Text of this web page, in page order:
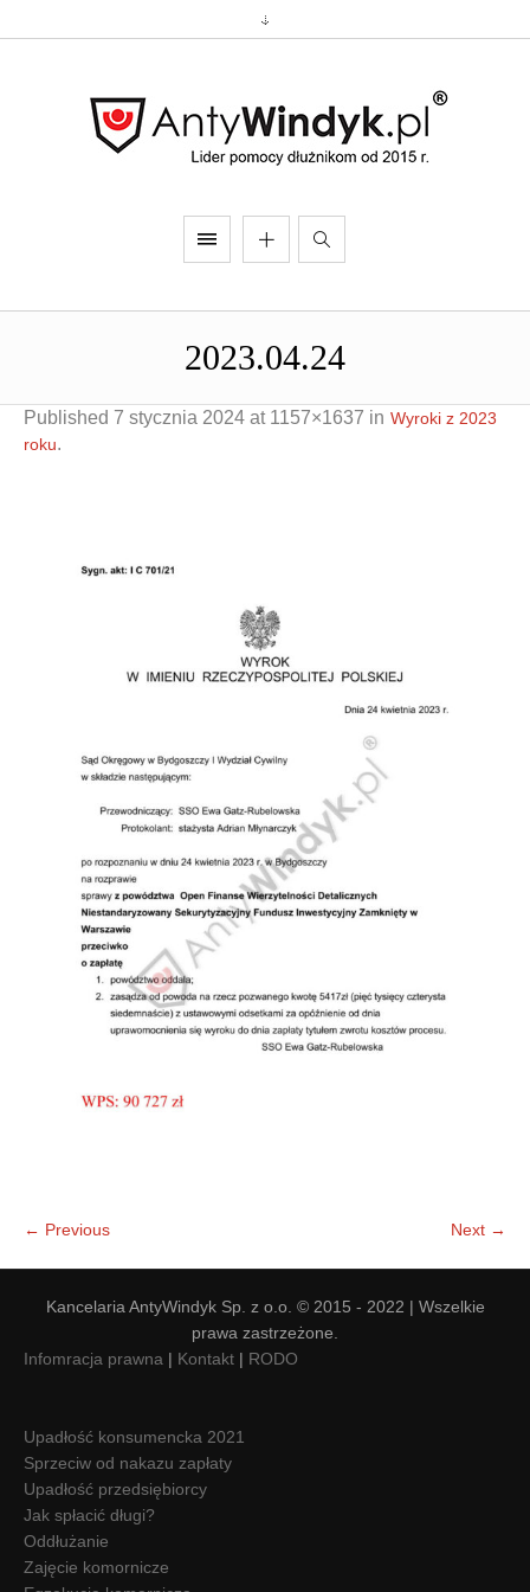
Doradztwo & konsulting Doradztwo & konsulting
2023.04.24
Published 7 stycznia 2024 at 1157×1637 in Wyroki z 2023
roku.
← Previous Next →
Kancelaria AntyWindyk Sp. z o.o. © 2015 - 2022 | Wszelkie
prawa zastrzeżone.
Infomracja prawna | Kontakt | RODO
Upadłość konsumencka 2021
Sprzeciw od nakazu zapłaty
Upadłość przedsiębiorcy
Jak spłacić długi?
Oddłużanie
Zajęcie komornicze